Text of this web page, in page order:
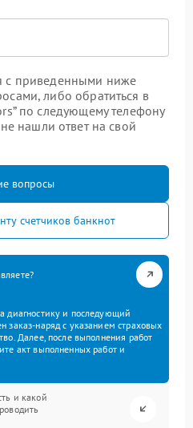
с приведенными ниже
либо обратиться в
по следующему телефону
нашли ответ на свой
вопросы
счетчиков банкнот
диагностику и последующий
заказ-наряд с указанием страховых
Далее, после выполнения работ
акт выполненных работ и
и какой